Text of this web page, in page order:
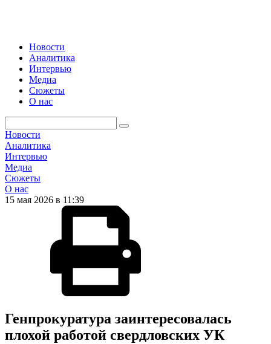
Новости
Аналитика
Интервью
Медиа
Сюжеты
О нас
Новости
Аналитика
Интервью
Медиа
Сюжеты
О нас
15 мая 2026 в 11:39
Генпрокуратура заинтересовалась
плохой работой свердловских УК